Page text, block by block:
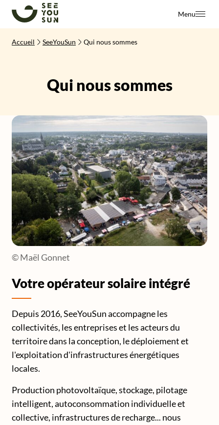
Menu
Accueil SeeYouSun Qui nous sommes
Qui nous sommes
© Maël Gonnet
Votre opérateur solaire intégré
Depuis 2016, SeeYouSun accompagne les
collectivités, les entreprises et les acteurs du
territoire dans la conception, le déploiement et
l'exploitation d'infrastructures énergétiques
locales.
Production photovoltaïque, stockage, pilotage
intelligent, autoconsommation individuelle et
collective, infrastructures de recharge... nous